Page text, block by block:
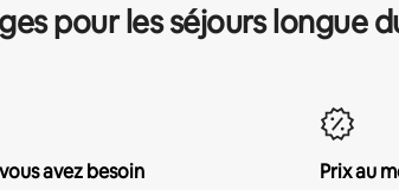
pour les séjours longue
avez besoin
Prix au